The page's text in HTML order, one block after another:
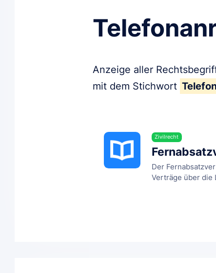
Anzeige aller
mit dem Stichwort
Zivilrecht
Der
Verträge über die